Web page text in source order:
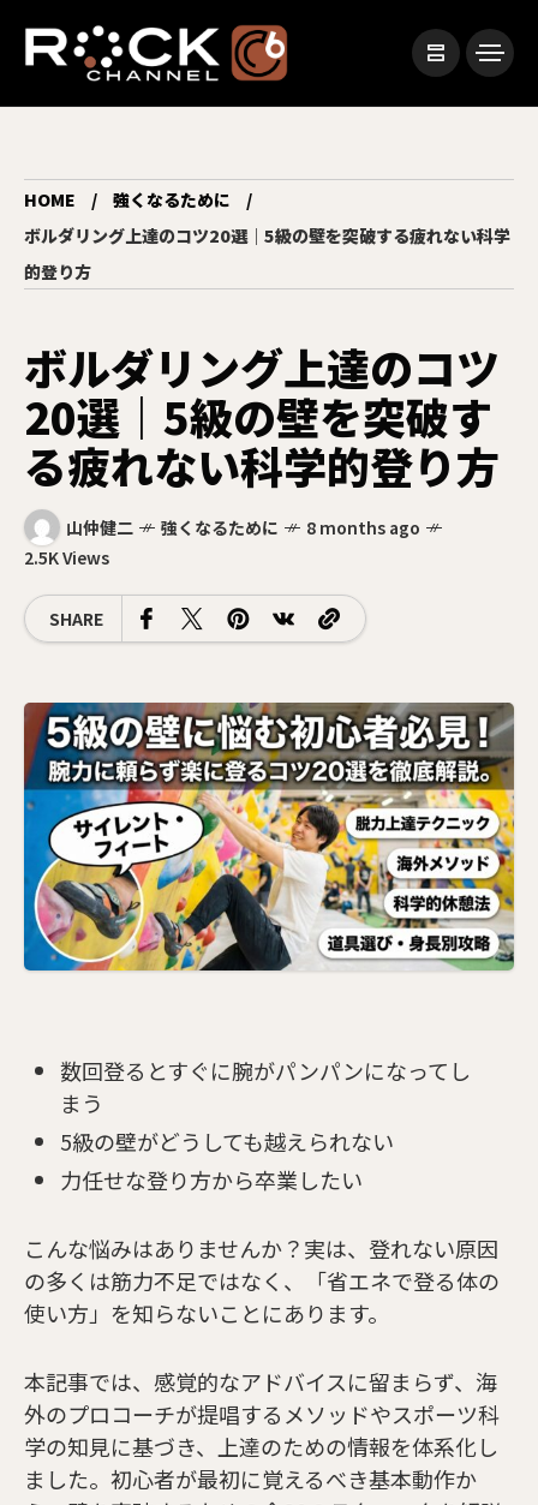
HOME
強くなるために
ボルダリング上達のコツ20選｜5級の壁を突破する疲れない科学
的登り方
ボルダリング上達のコツ
20選｜5級の壁を突破す
る疲れない科学的登り方
山仲健二 強くなるために
8 months ago
2.5K Views
SHARE
数回登るとすぐに腕がパンパンになってし
まう
5級の壁がどうしても越えられない
力任せな登り方から卒業したい
こんな悩みはありませんか？実は、登れない原因
の多くは筋力不足ではなく、「省エネで登る体の
使い方」を知らないことにあります。
本記事では、感覚的なアドバイスに留まらず、海
外のプロコーチが提唱するメソッドやスポーツ科
学の知見に基づき、上達のための情報を体系化し
ました。初心者が最初に覚えるべき基本動作か